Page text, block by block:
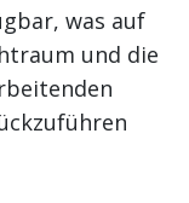
was auf
und die